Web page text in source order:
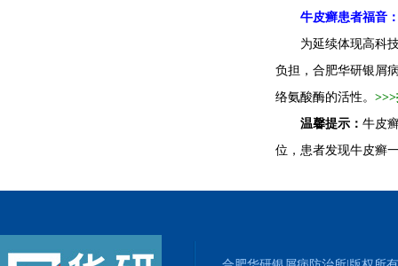
牛皮癣患者福音：
为延续体现高科技
负担，合肥华研银屑
络氨酸酶的活性。
温馨提示： 牛皮
位，患者发现牛皮癣